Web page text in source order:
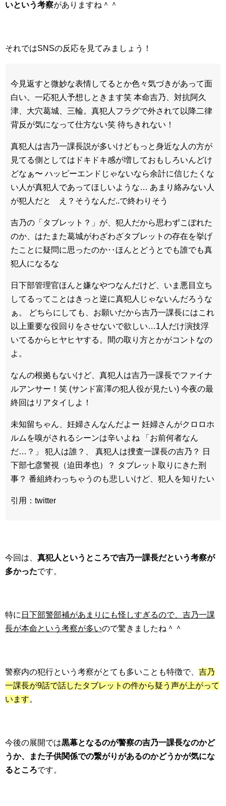
いという考察がありますね＾＾
それではSNSの反応を見てみましょう！
今見返すと微妙な表情してるとか色々気づきがあって面
白い。一応犯人予想しときます笑 本命吉乃、対抗阿久
津、大穴葛城、三輪。真犯人フラグで外されて以降二律
背反が気になって仕方ない笑 待ちきれない！
真犯人は吉乃一課長説が多いけどもっと身近な人の方が
見てる側としてはドキドキ感が増しておもしろいんどけ
どなぁ〜 ハッピーエンドじゃないなら余計に信じたくな
い人が真犯人であってほしいような… あまり絡みない人
が犯人だと え？そうなんだ..で終わりそう
吉乃の「タブレット？」が、犯人だから思わずこぼれた
のか、はたまた葛城がわざわざタブレットの存在を挙げ
たことに疑問に思ったのか‥ほんとどうとでも誰でも真
犯人になるな
日下部管理官ほんと嫌なやつなんだけど、いま悪目立ち
してるってことはきっと逆に真犯人じゃないんだろうな
ぁ。 どちらにしても、お願いだから吉乃一課長にはこれ
以上重要な役回りをさせないで欲しい…1人だけ演技浮
いてるからヒヤヒヤする。間の取り方とかがコントなの
よ。
なんの根拠もないけど、真犯人は吉乃一課長でファイナ
ルアンサー！笑 (サンド富澤の犯人役が見たい) 今夜の最
終回はリアタイしよ！
未知留ちゃん、妊婦さんなんだよー 妊婦さんがクロロホ
ルムを嗅がされるシーンは辛いよね 「お前何者なん
だ…？」 犯人は誰？、 真犯人は捜査一課長の吉乃？ 日
下部七彦警視（迫田孝也）？ タブレット取りにきた刑
事？ 番組終わっちゃうのも悲しいけど、犯人を知りたい
引用：twitter
今回は、 真犯人というところで吉乃一課長だという考察が
多かったです。
特に 日下部警部補があまりにも怪しすぎるので、吉乃一課
長が本命という考察が多いので驚きましたね＾＾
警察内の犯行という考察がとても多いことも特徴で、 吉乃
一課長が9話で話したタブレットの件から疑う声が上がって
います。
今後の展開では黒幕となるのが警察の吉乃一課長なのかど
うか、また子供関係での繋がりがあるのかどうかが気にな
るところです。